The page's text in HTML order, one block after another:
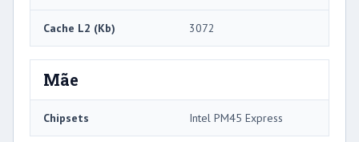
Cache L2 (Kb) 3072
Mãe
Chipsets Intel PM45 Express